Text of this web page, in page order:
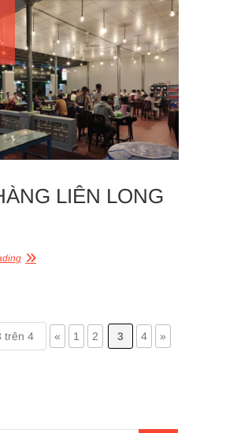
LIÊN LONG
trên 4 « 1 2 3 4 »